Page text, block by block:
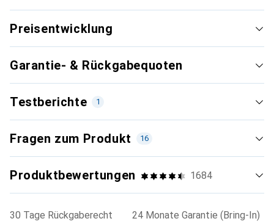
Preisentwicklung
Garantie- & Rückgabequoten
Testberichte 1
Neueste
Sehr gut
83/100 i
Rang 1 von 8
Fragen zum Produkt 16
Produktbewertungen 1684
30 Tage Rückgaberecht
24 Monate Garantie (Bring-In)